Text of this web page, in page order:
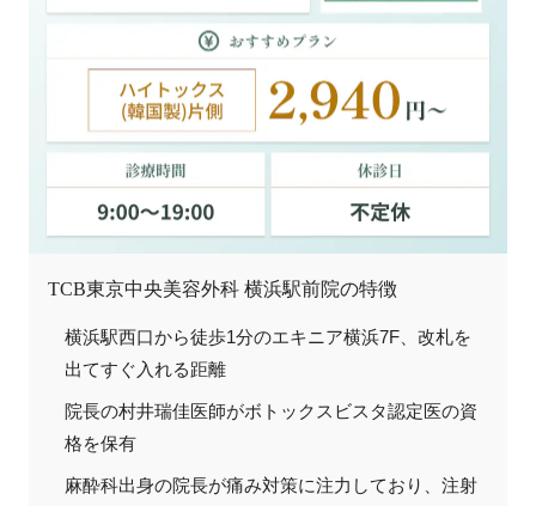
TCB東京中央美容外科 横浜駅前院の特徴
横浜駅西口から徒歩1分のエキニア横浜7F、改札を
出てすぐ入れる距離
院長の村井瑞佳医師がボトックスビスタ認定医の資
格を保有
麻酔科出身の院長が痛み対策に注力しており、注射